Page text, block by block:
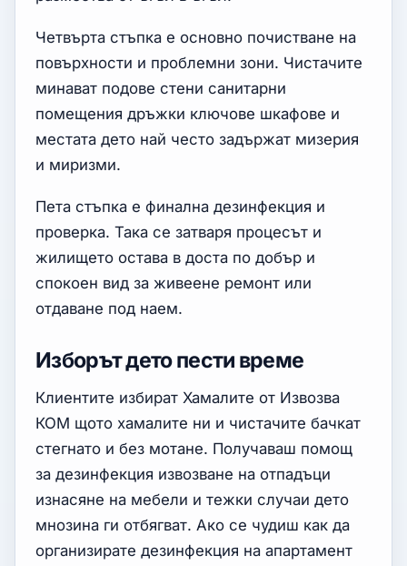
Четвърта стъпка е основно почистване на
повърхности и проблемни зони. Чистачите
минават подове стени санитарни
помещения дръжки ключове шкафове и
местата дето най често задържат мизерия
и миризми.
Пета стъпка е финална дезинфекция и
проверка. Така се затваря процесът и
жилището остава в доста по добър и
спокоен вид за живеене ремонт или
отдаване под наем.
Изборът дето пести време
Клиентите избират Хамалите от Извозва
КОМ щото хамалите ни и чистачите бачкат
стегнато и без мотане. Получаваш помощ
за дезинфекция извозване на отпадъци
изнасяне на мебели и тежки случаи дето
мнозина ги отбягват. Ако се чудиш как да
организирате дезинфекция на апартамент